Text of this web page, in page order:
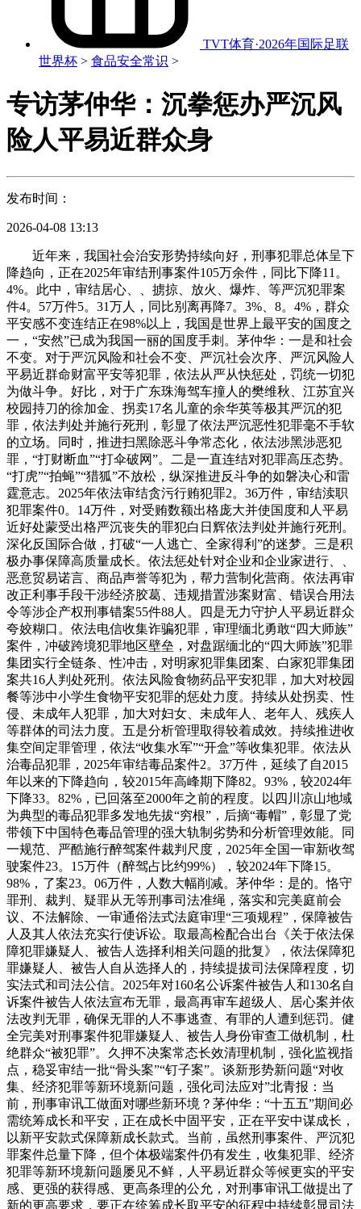
TVT体育·2026年国际足联
世界杯 > 食品安全常识 >
专访茅仲华：沉拳惩办严沉风
险人平易近群众身
发布时间：
2026-04-08 13:13
近年来，我国社会治安形势持续向好，刑事犯罪总体呈下
降趋向，正在2025年审结刑事案件105万余件，同比下降11。
4%。此中，审结居心、、掳掠、放火、爆炸、等严沉犯罪案
件4。57万件5。31万人，同比别离再降7。3%、8。4%，群众
平安感不变连结正在98%以上，我国是世界上最平安的国度之
一，“安然”已成为我国一丽的国度手刺。茅仲华：一是和社会
不变。对于严沉风险和社会不变、严沉社会次序、严沉风险人
平易近群命财富平安等犯罪，依法从严从快惩处，罚统一切犯
为做斗争。好比，对于广东珠海驾车撞人的樊维秋、江苏宜兴
校园持刀的徐加金、拐卖17名儿童的余华英等极其严沉的犯
罪，依法判处并施行死刑，彰显了依法严沉恶性犯罪毫不手软
的立场。同时，推进扫黑除恶斗争常态化，依法涉黑涉恶犯
罪，“打财断血”“打伞破网”。二是一直连结对犯罪高压态势。
“打虎”“拍蝇”“猎狐”不放松，纵深推进反斗争的如磐决心和雷
霆意志。2025年依法审结贪污行贿犯罪2。36万件，审结渎职
犯罪案件0。14万件，对受贿数额出格庞大并使国度和人平易
近好处蒙受出格严沉丧失的罪犯白日辉依法判处并施行死刑。
深化反国际合做，打破“一人逃亡、全家得利”的迷梦。三是积
极办事保障高质量成长。依法惩处针对企业和企业家进行、、
恶意贸易诺言、商品声誉等犯为，帮力营制化营商。依法再审
改正利事手段干涉经济胶葛、违规措置涉案财富、错误合用法
令等涉企产权刑事错案55件88人。四是无力守护人平易近群众
夸姣糊口。依法电信收集诈骗犯罪，审理缅北勇敢“四大师族”
案件，冲破跨境犯罪地区壁垒，对盘踞缅北的“四大师族”犯罪
集团实行全链条、性冲击，对明家犯罪集团案、白家犯罪集团
案共16人判处死刑。依法风险食物药品平安犯罪，加大对校园
餐等涉中小学生食物平安犯罪的惩处力度。持续从处拐卖、性
侵、未成年人犯罪，加大对妇女、未成年人、老年人、残疾人
等群体的司法力度。五是分析管理取得较着成效。持续推进收
集空间定罪管理，依法“收集水军”“开盒”等收集犯罪。依法从
治毒品犯罪，2025年审结毒品案件2。37万件，延续了自2015
年以来的下降趋向，较2015年高峰期下降82。93%，较2024年
下降33。82%，已回落至2000年之前的程度。以四川凉山地域
为典型的毒品犯罪多发地先拔“穷根”，后摘“毒帽”，彰显了党
带领下中国特色毒品管理的强大轨制劣势和分析管理效能。同
一规范、严酷施行醉驾案件裁判尺度，2025年全国一审新收驾
驶案件23。15万件（醉驾占比约99%），较2024年下降15。
98%，了案23。06万件，人数大幅削减。茅仲华：是的。恪守
罪刑、裁判、疑罪从无等刑事司法准绳，落实和完美庭前会
议、不法解除、一审通俗法式法庭审理“三项规程”，保障被告
人及其人依法充实行使诉讼。取最高检配合出台《关于依法保
障犯罪嫌疑人、被告人选择利相关问题的批复》，依法保障犯
罪嫌疑人、被告人自从选择人的，持续提拔司法保障程度，切
实法式和司法公信。2025年对160名公诉案件被告人和130名自
诉案件被告人依法宣布无罪，最高再审车超级人、居心案并依
法改判无罪，确保无罪的人不事逃查、有罪的人遭到惩罚。健
全完美对刑事案件犯罪嫌疑人、被告人身份审查工做机制，杜
绝群众“被犯罪”。久押不决案常态长效清理机制，强化监视指
点，稳妥审结一批“骨头案”“钉子案”。谈新形势新问题“对收
集、经济犯罪等新环境新问题，强化司法应对”北青报：当
前，刑事审讯工做面对哪些新环境？茅仲华：“十五五”期间必
需统筹成长和平安，正在成长中固平安，正在平安中谋成长，
以新平安款式保障新成长款式。当前，虽然刑事案件、严沉犯
罪案件总量下降，但个体极端案件仍有发生，收集犯罪、经济
犯罪等新环境新问题屡见不鲜，人平易近群众等候更实的平安
感、更强的获得感、更高条理的公允，对刑事审讯工做提出了
新的更高要求，要正在统筹成长取平安的征程中持续彰显司法